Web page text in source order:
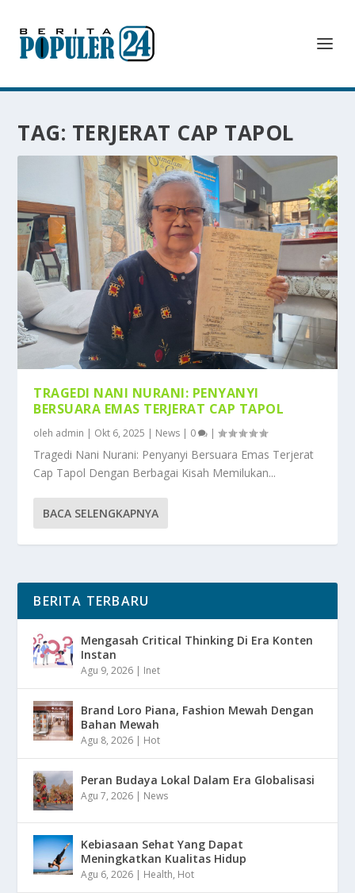
TAG: TERJERAT CAP TAPOL
TRAGEDI NANI NURANI: PENYANYI
BERSUARA EMAS TERJERAT CAP TAPOL
oleh admin | Okt 6, 2025 | News | 0 |
Tragedi Nani Nurani: Penyanyi Bersuara Emas Terjerat
Cap Tapol Dengan Berbagai Kisah Memilukan...
BACA SELENGKAPNYA
BERITA TERBARU
Mengasah Critical Thinking Di Era Konten
Instan
Agu 9, 2026 | Inet
Brand Loro Piana, Fashion Mewah Dengan
Bahan Mewah
Agu 8, 2026 | Hot
Peran Budaya Lokal Dalam Era Globalisasi
Agu 7, 2026 | News
Kebiasaan Sehat Yang Dapat
Meningkatkan Kualitas Hidup
Agu 6, 2026 | Health, Hot